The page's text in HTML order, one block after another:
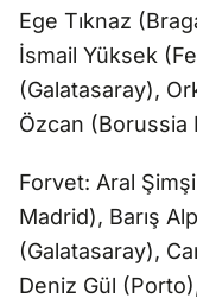
Ege Tıknaz
İsmail Yüksek
(Galatasaray),
Özcan (Borussia
Forvet: Aral
Madrid), Barış
(Galatasaray),
Deniz Gül